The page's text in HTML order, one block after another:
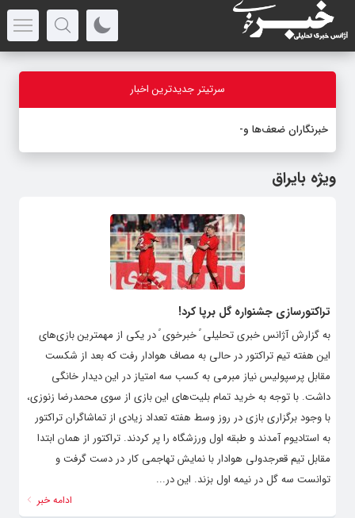
سرتیتر جدیدترین اخبار
خبرنگاران ضعف‌ها و کاستی‌ه
ویژه بایراق
تراکتورسازی جشنواره گل برپا کرد!
به گزارش آژانس خبری تحلیلی ً خبرخوی ً در یکی از مهمترین بازی‌های
این هفته تیم تراکتور در حالی به مصاف هوادار رفت که بعد از شکست
مقابل پرسپولیس نیاز مبرمی به کسب سه امتیاز در این دیدار خانگی
داشت. با توجه به خرید تمام بلیت‌های این بازی از سوی محمدرضا زنوزی،
با وجود برگزاری بازی در روز وسط هفته تعداد زیادی از تماشاگران تراکتور
به استادیوم آمدند و طبقه اول ورزشگاه را پر کردند. تراکتور از همان ابتدا
مقابل تیم قعرجدولی هوادار با نمایش تهاجمی کار در دست گرفت و
توانست سه گل در نیمه اول بزند. این در...
ادامه خبر